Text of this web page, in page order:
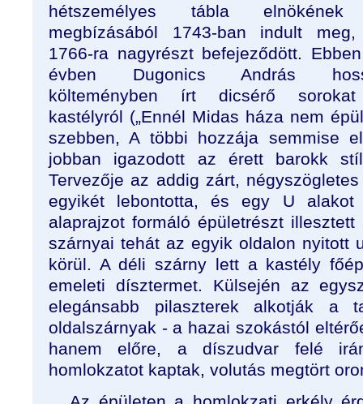
hétszemélyes tábla
megbízásából 1743-ban indult
1766-ra nagyrészt befejeződött.
évben Dugonics András
költeményben írt dicsérő
kastélyról („Ennél Midas háza nem
szebben, A többi hozzája semmise
jobban igazodott az érett barokk
Tervezője az addig zárt,
egyikét lebontotta, és egy U alakot
alaprajzot formáló épületrészt
szárnyai tehát az egyik oldalon nyitott
körül. A déli szárny lett a kastély
emeleti dísztermet. Külsején az
elegánsabb pilaszterek alkotják a
oldalszárnyak - a hazai szokástól
hanem előre, a díszudvar felé
homlokzatot kaptak, volutás megtört